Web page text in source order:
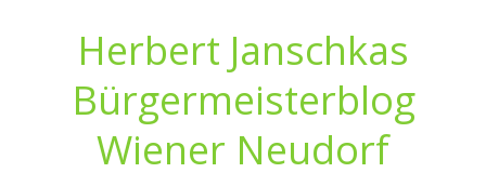
Herbert Janschkas
Bürgermeisterblog
Wiener Neudorf